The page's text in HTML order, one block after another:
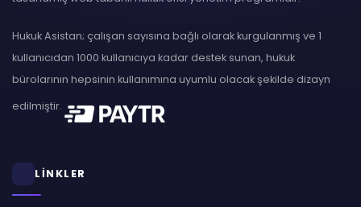
Hukuk Asistan; çalışan sayısına bağlı olarak kurgulanmış ve 1
kullanıcıdan 1000 kullanıcıya kadar destek sunan, hukuk
bürolarının hepsinin kullanımına uyumlu olacak şekilde dizayn
edilmiştir.
LİNKLER